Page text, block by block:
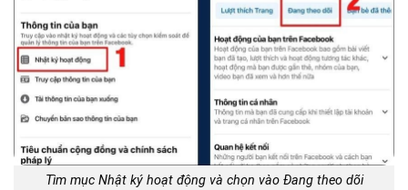
Tìm mục Nhật ký hoạt động và chọn vào Đang theo dõi